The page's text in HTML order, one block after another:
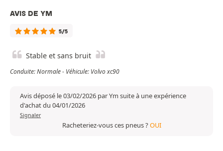
AVIS DE YM
5/5
Stable et sans bruit
Conduite: Normale - Véhicule: Volvo xc90
Avis déposé le 03/02/2026 par Ym suite à une expérience
d'achat du 04/01/2026
Signaler
Racheteriez-vous ces pneus ?OUI